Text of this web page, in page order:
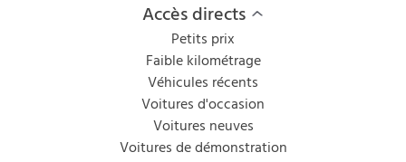
Accès directs
Petits prix
Faible kilométrage
Véhicules récents
Voitures d'occasion
Voitures neuves
Voitures de démonstration